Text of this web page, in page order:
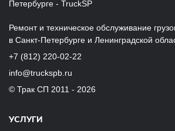
Ремонт и техническое обслуживание
в Санкт‑Петербурге и Ленинградской
+7 (812) 220-02-22
info@truckspb.ru
© Трак СП 2011 - 2026
УСЛУГИ